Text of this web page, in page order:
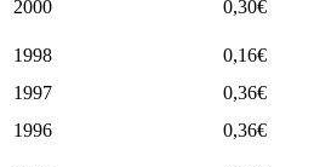
2000
0,30€
1998 0,16€
1997
0,36€
1996
0,36€